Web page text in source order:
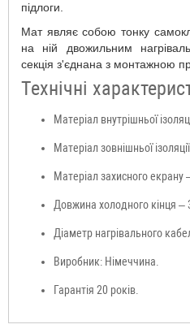
підлоги.
Мат являє собою тонку
на ній двожильним
секція з'єднана з монтажною
Технічні
Матеріал внутрішньої
Матеріал зовнішньої
Матеріал захисного
Довжина холодного кінця –
Діаметр нагрівального
Виробник: Німеччина.
Гарантія 20 років.